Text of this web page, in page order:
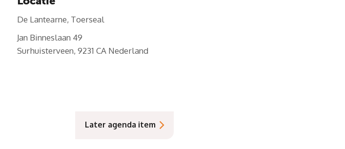
De Lantearne, Toerseal
Jan Binneslaan 49
Surhuisterveen, 9231 CA Nederland
Later agenda item